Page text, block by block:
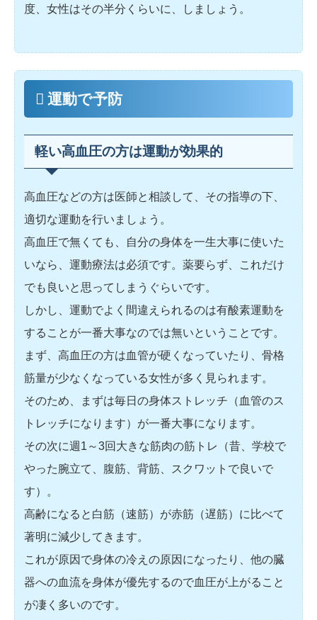
度、女性はその半分くらいに、しましょう。
運動で予防
軽い高血圧の方は運動が効果的
高血圧などの方は医師と相談して、その指導の下、
適切な運動を行いましょう。
高血圧で無くても、自分の身体を一生大事に使いた
いなら、運動療法は必須です。薬要らず、これだけ
でも良いと思ってしまうぐらいです。
しかし、運動でよく間違えられるのは有酸素運動を
することが一番大事なのでは無いということです。
まず、高血圧の方は血管が硬くなっていたり、骨格
筋量が少なくなっている女性が多く見られます。
そのため、まずは毎日の身体ストレッチ（血管のス
トレッチになります）が一番大事になります。
その次に週1～3回大きな筋肉の筋トレ（昔、学校で
やった腕立て、腹筋、背筋、スクワットで良いで
す）。
高齢になると白筋（速筋）が赤筋（遅筋）に比べて
著明に減少してきます。
これが原因で身体の冷えの原因になったり、他の臓
器への血流を身体が優先するので血圧が上がること
が凄く多いのです。